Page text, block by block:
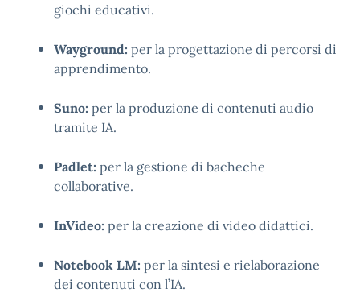
giochi educativi.
Wayground: per la progettazione di percorsi di
apprendimento.
Suno: per la produzione di contenuti audio
tramite IA.
Padlet: per la gestione di bacheche
collaborative.
InVideo: per la creazione di video didattici.
Notebook LM: per la sintesi e rielaborazione
dei contenuti con l’IA.